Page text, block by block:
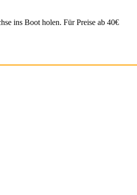
ins Boot holen. Für Preise ab 40€